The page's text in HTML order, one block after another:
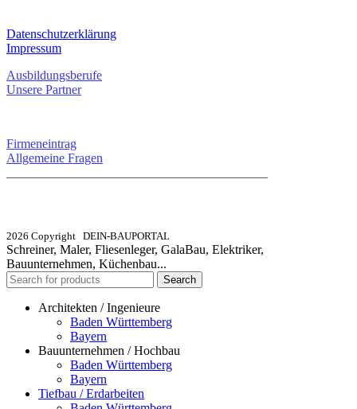
Datenschutzerklärung
Impressum
Ausbildungsberufe
Unsere Partner
Firmeneintrag
Allgemeine Fragen
2026 Copyright DEIN-BAUPORTAL
Schreiner, Maler, Fliesenleger, GalaBau, Elektriker,
Bauunternehmen, Küchenbau...
Search
Architekten / Ingenieure
Baden Württemberg
Bayern
Bauunternehmen / Hochbau
Baden Württemberg
Bayern
Tiefbau / Erdarbeiten